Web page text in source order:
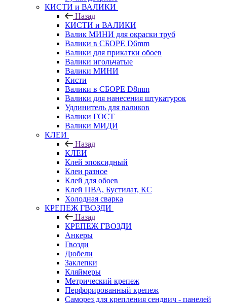
КИСТИ и ВАЛИКИ
Назад
КИСТИ и ВАЛИКИ
Валик МИНИ для окраски труб
Валики в СБОРЕ D6mm
Валики для прикатки обоев
Валики игольчатые
Валики МИНИ
Кисти
Валики в СБОРЕ D8mm
Валики для нанесения штукатурок
Удлинитель для валиков
Валики ГОСТ
Валики МИДИ
КЛЕИ
Назад
КЛЕИ
Клей эпоксидный
Клеи разное
Клей для обоев
Клей ПВА, Бустилат, КС
Холодная сварка
КРЕПЕЖ ГВОЗДИ
Назад
КРЕПЕЖ ГВОЗДИ
Анкеры
Гвозди
Дюбели
Заклепки
Кляймеры
Метрический крепеж
Перфорированный крепеж
Саморез для крепления сендвич - панелей